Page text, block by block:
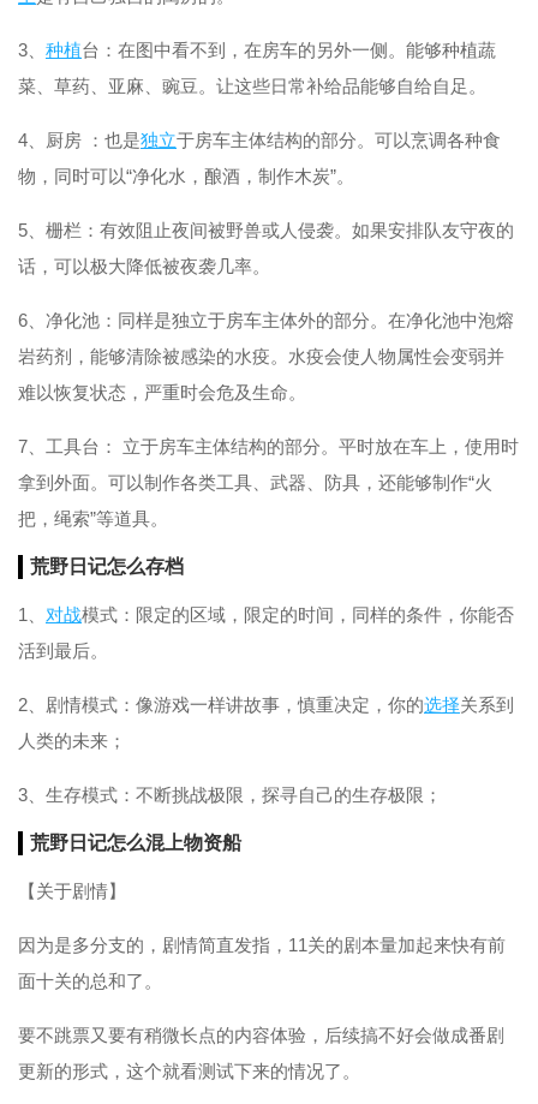
3、 种植台：在图中看不到，在房车的另外一侧。能够种植蔬
菜、草药、亚麻、豌豆。让这些日常补给品能够自给自足。
4、厨房 ：也是独立于房车主体结构的部分。可以烹调各种食
物，同时可以“净化水，酿酒，制作木炭”。
5、栅栏：有效阻止夜间被野兽或人侵袭。如果安排队友守夜的
话，可以极大降低被夜袭几率。
6、净化池：同样是独立于房车主体外的部分。在净化池中泡熔
岩药剂，能够清除被感染的水疫。水疫会使人物属性会变弱并
难以恢复状态，严重时会危及生命。
7、工具台： 立于房车主体结构的部分。平时放在车上，使用时
拿到外面。可以制作各类工具、武器、防具，还能够制作“火
把，绳索”等道具。
荒野日记怎么存档
1、 对战模式：限定的区域，限定的时间，同样的条件，你能否
活到最后。
2、剧情模式：像游戏一样讲故事，慎重决定，你的选择关系到
人类的未来；
3、生存模式：不断挑战极限，探寻自己的生存极限；
荒野日记怎么混上物资船
【关于剧情】
因为是多分支的，剧情简直发指，11关的剧本量加起来快有前
面十关的总和了。
要不跳票又要有稍微长点的内容体验，后续搞不好会做成番剧
更新的形式，这个就看测试下来的情况了。